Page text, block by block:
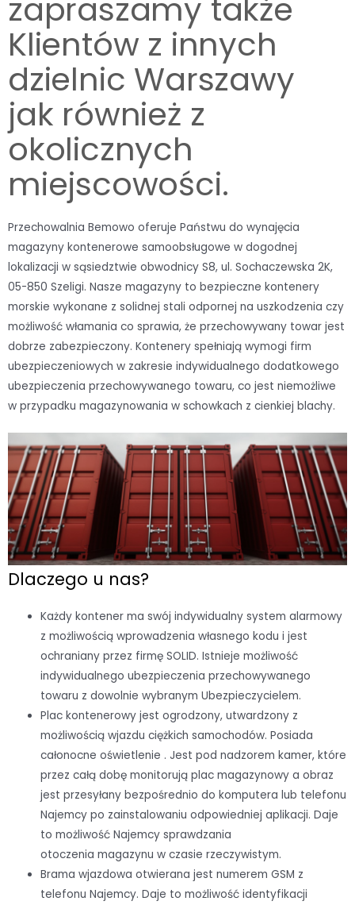
zapraszamy także
Klientów z innych
dzielnic Warszawy
jak również z
okolicznych
miejscowości.
Przechowalnia Bemowo oferuje Państwu do wynajęcia
magazyny kontenerowe samoobsługowe w dogodnej
lokalizacji w sąsiedztwie obwodnicy S8, ul. Sochaczewska 2K,
05-850 Szeligi. Nasze magazyny to bezpieczne kontenery
morskie wykonane z solidnej stali odpornej na uszkodzenia czy
możliwość włamania co sprawia, że przechowywany towar jest
dobrze zabezpieczony. Kontenery spełniają wymogi firm
ubezpieczeniowych w zakresie indywidualnego dodatkowego
ubezpieczenia przechowywanego towaru, co jest niemożliwe
w przypadku magazynowania w schowkach z cienkiej blachy.
Dlaczego u nas?
Każdy kontener ma swój indywidualny system alarmowy
z możliwością wprowadzenia własnego kodu i jest
ochraniany przez firmę SOLID. Istnieje możliwość
indywidualnego ubezpieczenia przechowywanego
towaru z dowolnie wybranym Ubezpieczycielem.
Plac kontenerowy jest ogrodzony, utwardzony z
możliwością wjazdu ciężkich samochodów. Posiada
całonocne oświetlenie . Jest pod nadzorem kamer, które
przez całą dobę monitorują plac magazynowy a obraz
jest przesyłany bezpośrednio do komputera lub telefonu
Najemcy po zainstalowaniu odpowiedniej aplikacji. Daje
to możliwość Najemcy sprawdzania
otoczenia magazynu w czasie rzeczywistym.
Brama wjazdowa otwierana jest numerem GSM z
telefonu Najemcy. Daje to możliwość identyfikacji